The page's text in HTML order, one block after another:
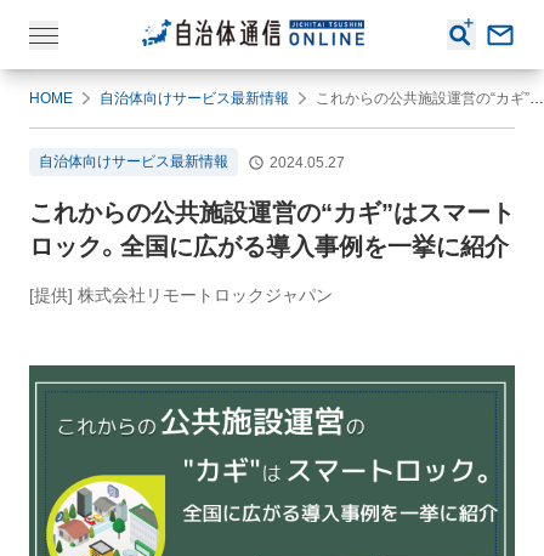
HOME 自治体向けサービス最新情報 これからの公共施設運営の“カギ”はスマートロック。全国に広がる導入事例を一挙に紹介
自治体向けサービス最新情報 2024.05.27
これからの公共施設運営の“カギ”はスマート
ロック。全国に広がる導入事例を一挙に紹介
[提供] 株式会社リモートロックジャパン